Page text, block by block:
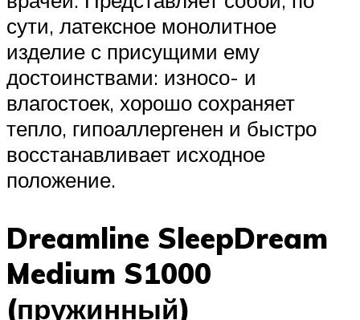
сути, латексное монолитное
изделие с присущими ему
достоинствами: износо- и
влагостоек, хорошо сохраняет
тепло, гипоаллергенен и быстро
восстанавливает исходное
положение.
Dreamline SleepDream
Medium S1000
(пружинный)